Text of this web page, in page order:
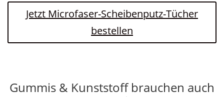
Jetzt Microfaser-Scheibenputz-Tücher
bestellen
Gummis & Kunststoff brauchen auch